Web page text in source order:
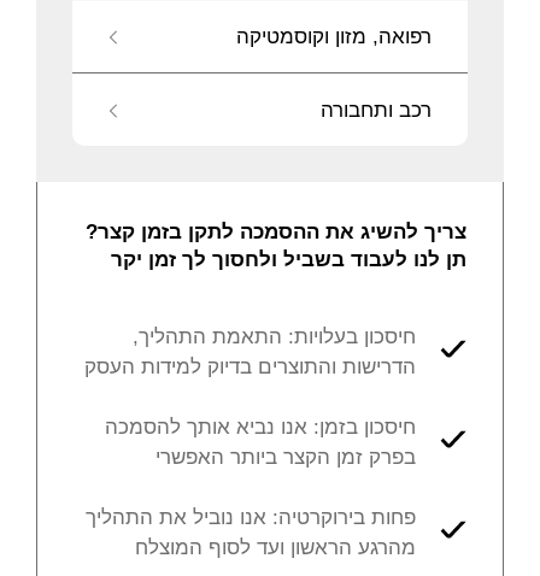
רפואה, מזון וקוסמטיקה
רכב ותחבורה
צריך להשיג את ההסמכה לתקן בזמן קצר?
תן לנו לעבוד בשביל ולחסוך לך זמן יקר
חיסכון בעלויות: התאמת התהליך,
הדרישות והתוצרים בדיוק למידות העסק
חיסכון בזמן: אנו נביא אותך להסמכה
בפרק זמן הקצר ביותר האפשרי
פחות בירוקרטיה: אנו נוביל את התהליך
מהרגע הראשון ועד לסוף המוצלח